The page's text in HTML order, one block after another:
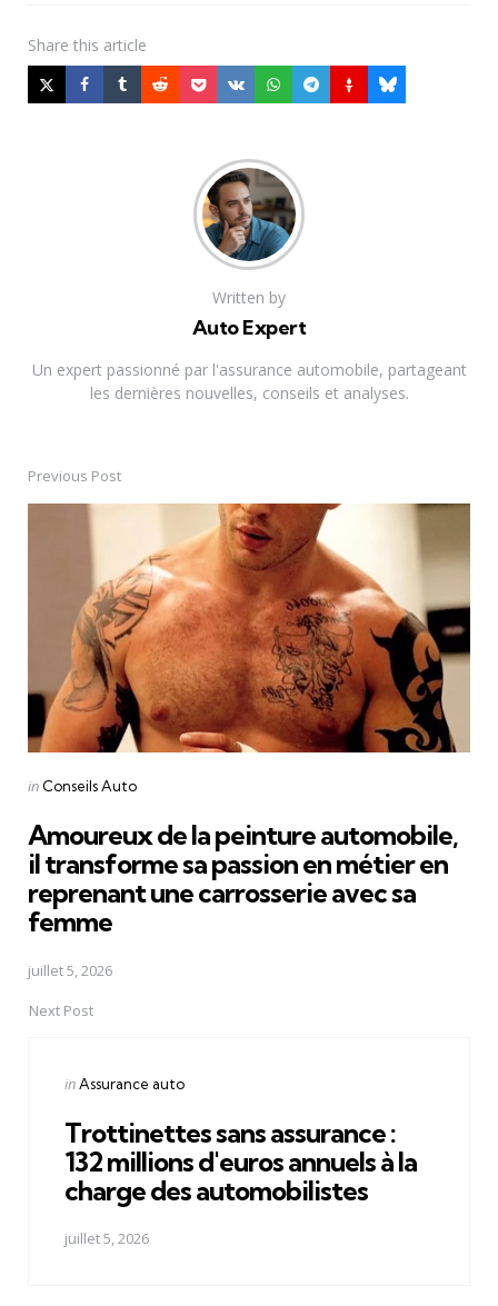
Share this article
Written by
Auto Expert
Un expert passionné par l'assurance automobile, partageant
les dernières nouvelles, conseils et analyses.
PostPrevious Post
Posted
in Conseils Auto
Amoureux de la peinture automobile,
il transforme sa passion en métier en
reprenant une carrosserie avec sa
femme
juillet 5, 2026
Next Post
Posted
inAssurance auto
Trottinettes sans assurance :
132 millions d'euros annuels à la
charge des automobilistes
juillet 5, 2026